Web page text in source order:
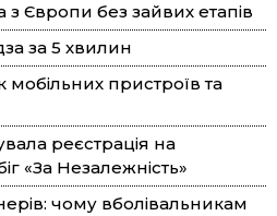
з Європи без зайвих етапів
за 5 хвилин
пристроїв та
реєстрація на
«За Незалежність»
чому вболівальникам